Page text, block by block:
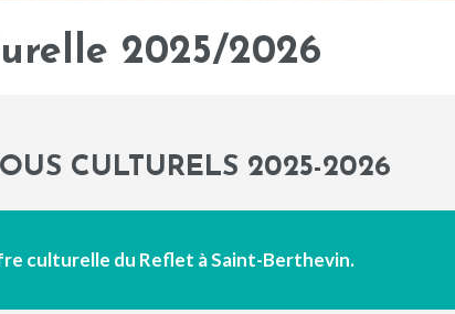
2025/2026
CULTURELS 2025-2026
culturelle du Reflet à Saint-Berthevin.